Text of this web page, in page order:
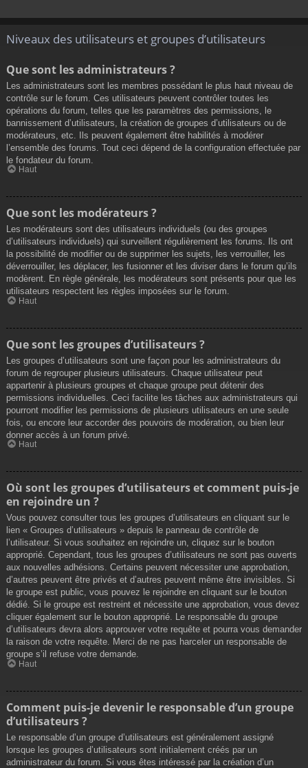
Niveaux des utilisateurs et groupes d’utilisateurs
Que sont les administrateurs ?
Les administrateurs sont les membres possédant le plus haut niveau de
contrôle sur le forum. Ces utilisateurs peuvent contrôler toutes les
opérations du forum, telles que les paramètres des permissions, le
bannissement d’utilisateurs, la création de groupes d’utilisateurs ou de
modérateurs, etc. Ils peuvent également être habilités à modérer
l’ensemble des forums. Tout ceci dépend de la configuration effectuée par
le fondateur du forum.
Haut
Que sont les modérateurs ?
Les modérateurs sont des utilisateurs individuels (ou des groupes
d’utilisateurs individuels) qui surveillent régulièrement les forums. Ils ont
la possibilité de modifier ou de supprimer les sujets, les verrouiller, les
déverrouiller, les déplacer, les fusionner et les diviser dans le forum qu’ils
modèrent. En règle générale, les modérateurs sont présents pour que les
utilisateurs respectent les règles imposées sur le forum.
Haut
Que sont les groupes d’utilisateurs ?
Les groupes d’utilisateurs sont une façon pour les administrateurs du
forum de regrouper plusieurs utilisateurs. Chaque utilisateur peut
appartenir à plusieurs groupes et chaque groupe peut détenir des
permissions individuelles. Ceci facilite les tâches aux administrateurs qui
pourront modifier les permissions de plusieurs utilisateurs en une seule
fois, ou encore leur accorder des pouvoirs de modération, ou bien leur
donner accès à un forum privé.
Haut
Où sont les groupes d’utilisateurs et comment puis-je
en rejoindre un ?
Vous pouvez consulter tous les groupes d’utilisateurs en cliquant sur le
lien « Groupes d’utilisateurs » depuis le panneau de contrôle de
l’utilisateur. Si vous souhaitez en rejoindre un, cliquez sur le bouton
approprié. Cependant, tous les groupes d’utilisateurs ne sont pas ouverts
aux nouvelles adhésions. Certains peuvent nécessiter une approbation,
d’autres peuvent être privés et d’autres peuvent même être invisibles. Si
le groupe est public, vous pouvez le rejoindre en cliquant sur le bouton
dédié. Si le groupe est restreint et nécessite une approbation, vous devez
cliquer également sur le bouton approprié. Le responsable du groupe
d’utilisateurs devra alors approuver votre requête et pourra vous demander
la raison de votre requête. Merci de ne pas harceler un responsable de
groupe s’il refuse votre demande.
Haut
Comment puis-je devenir le responsable d’un groupe
d’utilisateurs ?
Le responsable d’un groupe d’utilisateurs est généralement assigné
lorsque les groupes d’utilisateurs sont initialement créés par un
administrateur du forum. Si vous êtes intéressé par la création d’un